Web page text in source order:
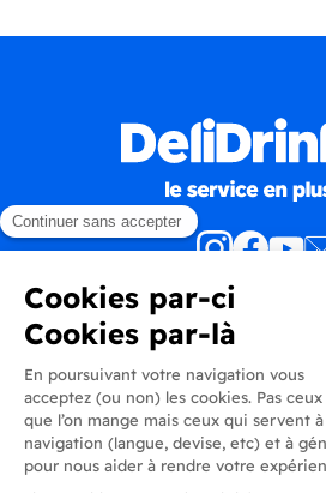
Produits
En savoir plus